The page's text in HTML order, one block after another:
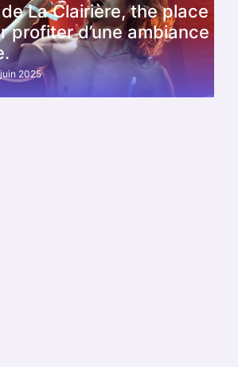
La Clairière, the place
profiter d’une ambiance
2025